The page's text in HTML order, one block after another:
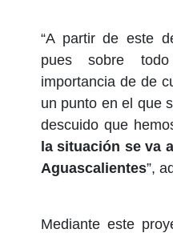
“A partir de este
pues sobre
importancia de de
un punto en el que
descuido que
la situación se va
Aguascalientes”,
Mediante este